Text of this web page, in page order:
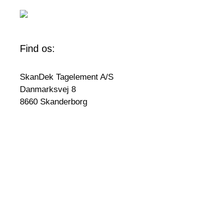
Find os:
SkanDek Tagelement A/S
Danmarksvej 8
8660 Skanderborg